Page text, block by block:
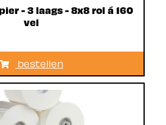
- 3 laags - 8x8 rol á 160
vel
bestellen